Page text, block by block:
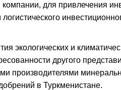
для привлечения
экологических и
другого
производителями
в Туркменистане.